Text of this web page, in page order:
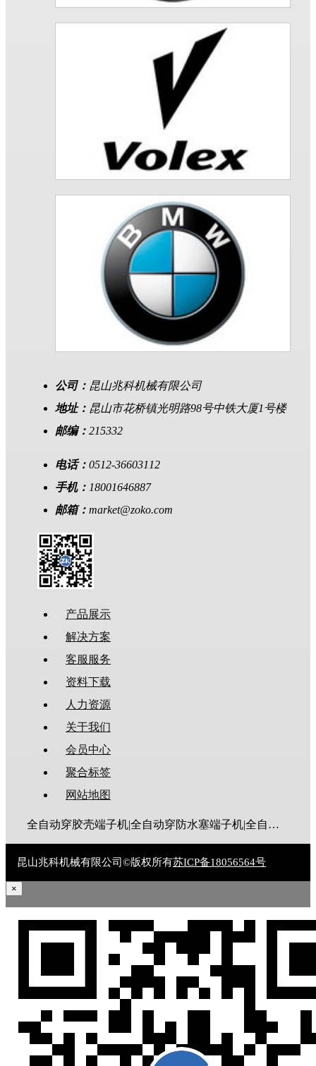
公司： 昆山兆科机械有限公司
地址： 昆山市花桥镇光明路98号中铁大厦1号楼
邮编： 215332
电话： 0512-36603112
手机： 18001646887
邮箱： market@zoko.com
产品展示
解决方案
客服服务
资料下载
人力资源
关于我们
会员中心
聚合标签
网站地图
全自动穿胶壳端子机|全自动穿防水塞端子机|全自动穿热缩管端子机|全自动穿护套端子机|全自动穿号码管端子机|全自动端子机|全自动穿防水栓端子机|端子压着机|端子压接机|静音端子机|多芯线端子机|护套线端子机|全自动排线端子机|新能源大平方压接机|电脑剥线机|自动剥线机|裁线机|剥线机
昆山兆科机械有限公司©版权所有苏ICP备18056564号
×